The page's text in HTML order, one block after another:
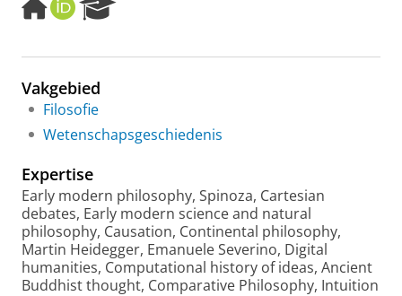
H
o
e
a
g
e
O
R
I
e
h
P
t
a
l
Vakgebied
Filosofie
Wetenschapsgeschiedenis
Expertise
Early modern philosophy, Spinoza, Cartesian
debates, Early modern science and natural
philosophy, Causation, Continental philosophy,
Martin Heidegger, Emanuele Severino, Digital
humanities, Computational history of ideas, Ancient
Buddhist thought, Comparative Philosophy, Intuition